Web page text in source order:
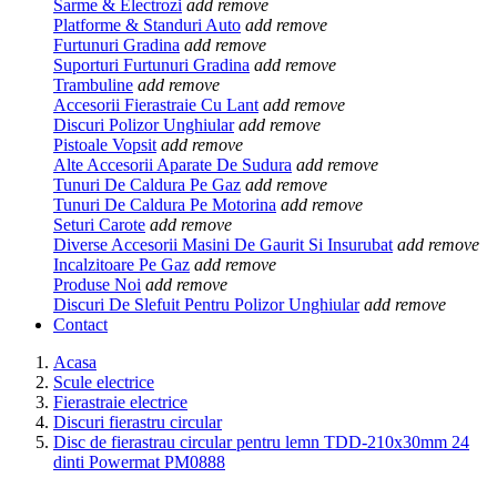
Sarme & Electrozi add remove
Platforme & Standuri Auto add remove
Furtunuri Gradina add remove
Suporturi Furtunuri Gradina add remove
Trambuline add remove
Accesorii Fierastraie Cu Lant add remove
Discuri Polizor Unghiular add remove
Pistoale Vopsit add remove
Alte Accesorii Aparate De Sudura add remove
Tunuri De Caldura Pe Gaz add remove
Tunuri De Caldura Pe Motorina add remove
Seturi Carote add remove
Diverse Accesorii Masini De Gaurit Si Insurubat add remove
Incalzitoare Pe Gaz add remove
Produse Noi add remove
Discuri De Slefuit Pentru Polizor Unghiular add remove
Contact
Acasa
Scule electrice
Fierastraie electrice
Discuri fierastru circular
Disc de fierastrau circular pentru lemn TDD-210x30mm 24
dinti Powermat PM0888